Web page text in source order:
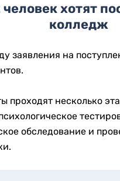
человек хотят
колледж
заявления на
проходят несколько
обследование и